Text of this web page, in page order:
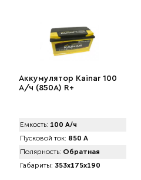
Аккумулятор Kainar 100
А/ч (850A) R+
Емкость: 100 А/ч
Пусковой ток: 850 А
Полярность: Обратная
Габариты: 353x175x190